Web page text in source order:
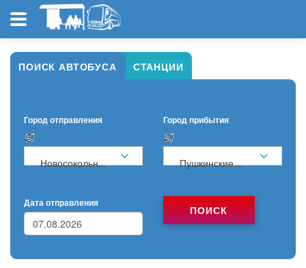
ПОИСК АВТОБУСА СТАНЦИИ
Город отправления
Новосокольники
Город прибытия
Пушкинские Горы
Дата отправления
ПОИСК